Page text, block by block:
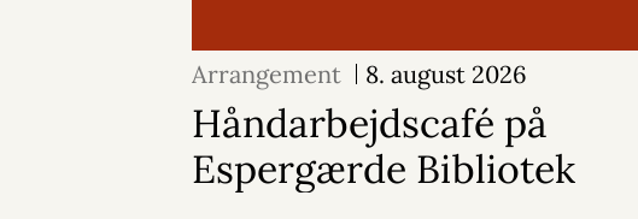
Arrangement 8. august 2026
Håndarbejdscafé på
Espergærde Bibliotek